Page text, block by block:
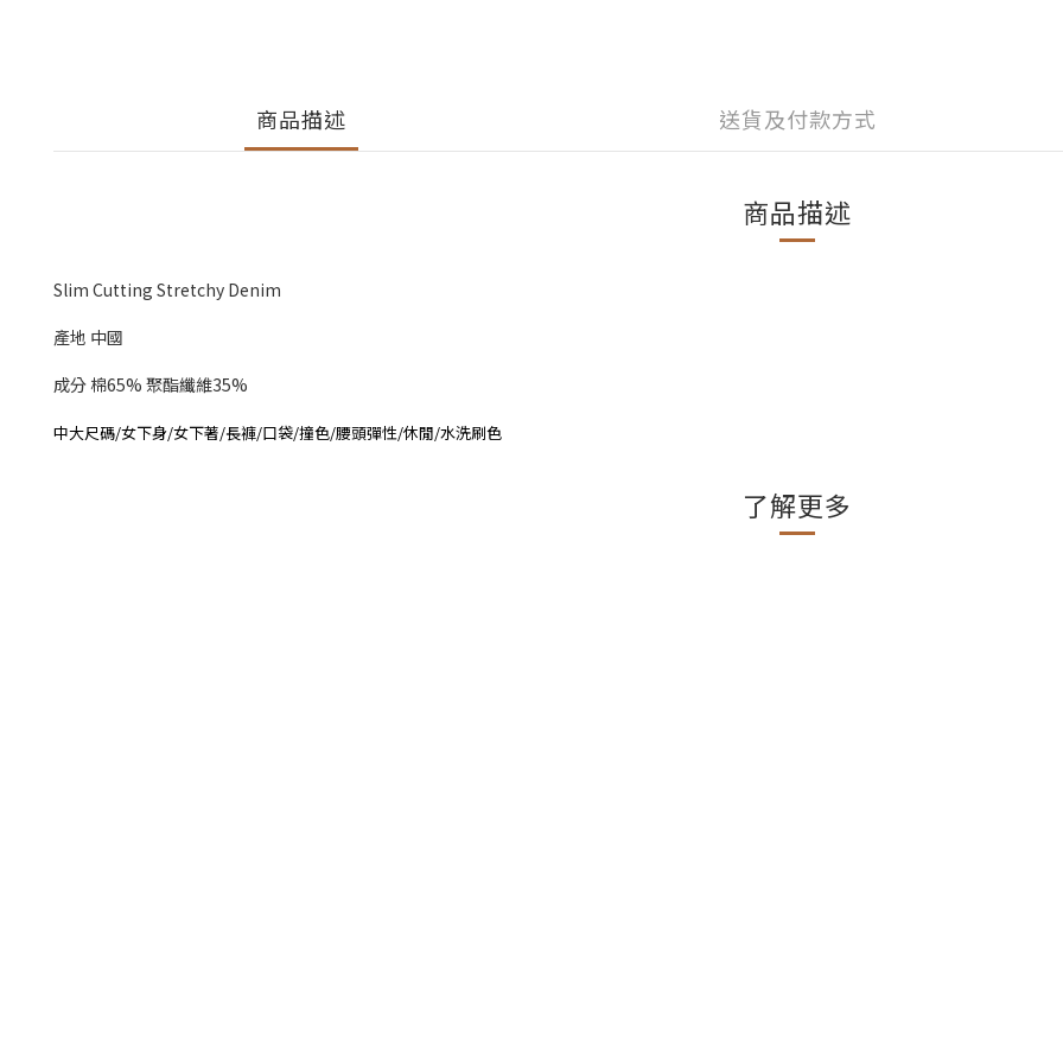
商品描述 送貨及付款方式
商品描述
Slim Cutting Stretchy Denim
產地 中國
成分 棉65% 聚酯纖維35%
中大尺碼/女下身/女下著/長褲/口袋/撞色/腰頭彈性/休閒/水洗刷色
了解更多